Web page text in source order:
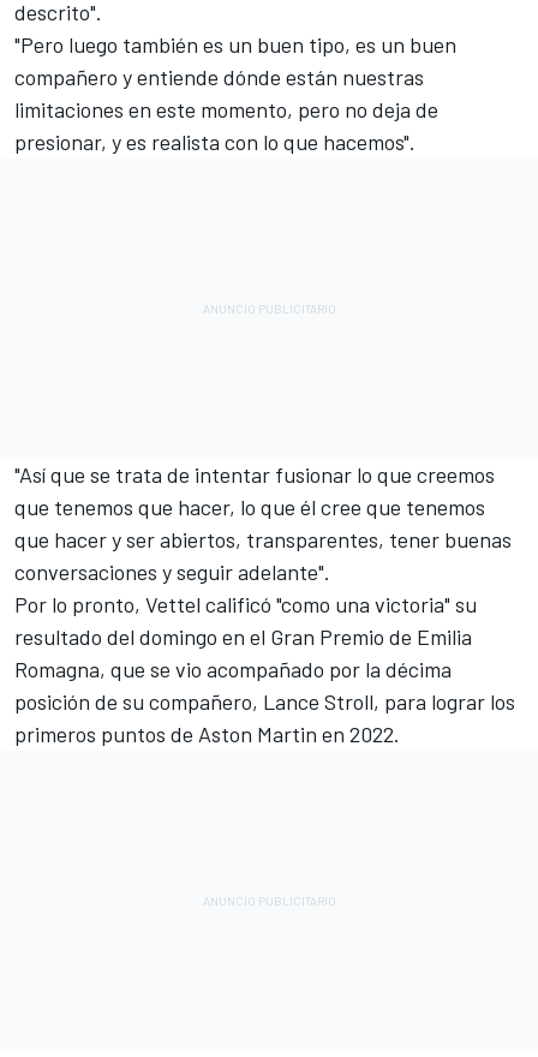
descrito".
"Pero luego también es un buen tipo, es un buen
compañero y entiende dónde están nuestras
limitaciones en este momento, pero no deja de
presionar, y es realista con lo que hacemos".
"Así que se trata de intentar fusionar lo que creemos
que tenemos que hacer, lo que él cree que tenemos
que hacer y ser abiertos, transparentes, tener buenas
conversaciones y seguir adelante".
Por lo pronto, Vettel calificó "como una victoria" su
resultado del domingo en el Gran Premio de Emilia
Romagna, que se vio acompañado por la décima
posición de su compañero, Lance Stroll, para lograr los
primeros puntos de Aston Martin en 2022.